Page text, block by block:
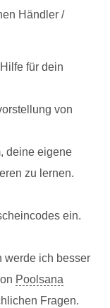
Händler /
für dein
von
deine eigene
zu lernen.
ein.
werde ich besser
Poolsana
Fragen.